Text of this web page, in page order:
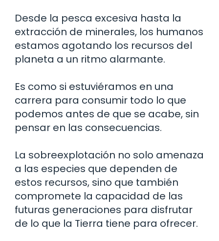
Desde la pesca excesiva hasta la
extracción de minerales, los humanos
estamos agotando los recursos del
planeta a un ritmo alarmante.
Es como si estuviéramos en una
carrera para consumir todo lo que
podemos antes de que se acabe, sin
pensar en las consecuencias.
La sobreexplotación no solo amenaza
a las especies que dependen de
estos recursos, sino que también
compromete la capacidad de las
futuras generaciones para disfrutar
de lo que la Tierra tiene para ofrecer.